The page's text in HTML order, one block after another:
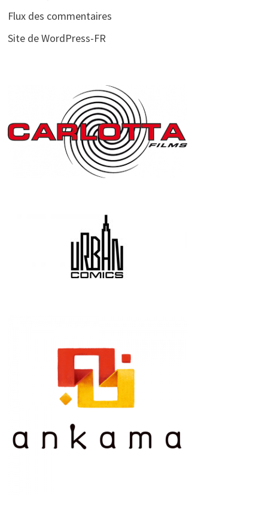
Flux des commentaires
Site de WordPress-FR